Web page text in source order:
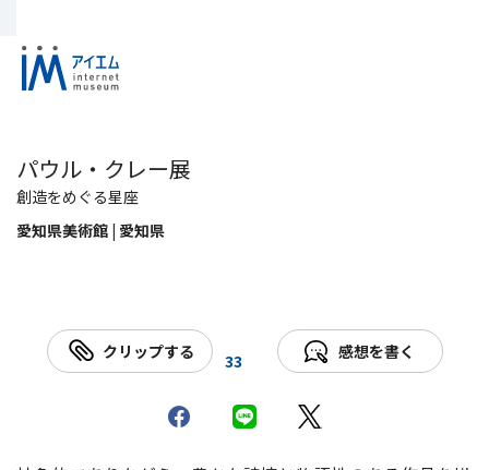
パウル・クレー展
創造をめぐる星座
愛知県美術館 | 愛知県
クリップする 33 感想を書く